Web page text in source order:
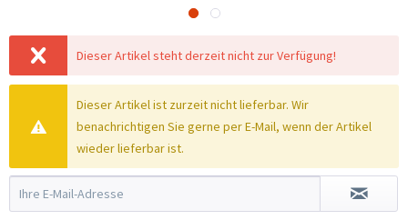
Dieser Artikel steht derzeit nicht zur Verfügung!
Dieser Artikel ist zurzeit nicht lieferbar. Wir
benachrichtigen Sie gerne per E-Mail, wenn der Artikel
wieder lieferbar ist.